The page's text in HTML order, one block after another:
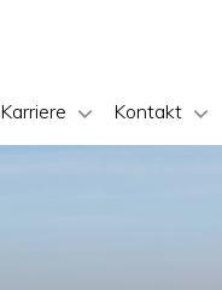
Karriere Kontakt